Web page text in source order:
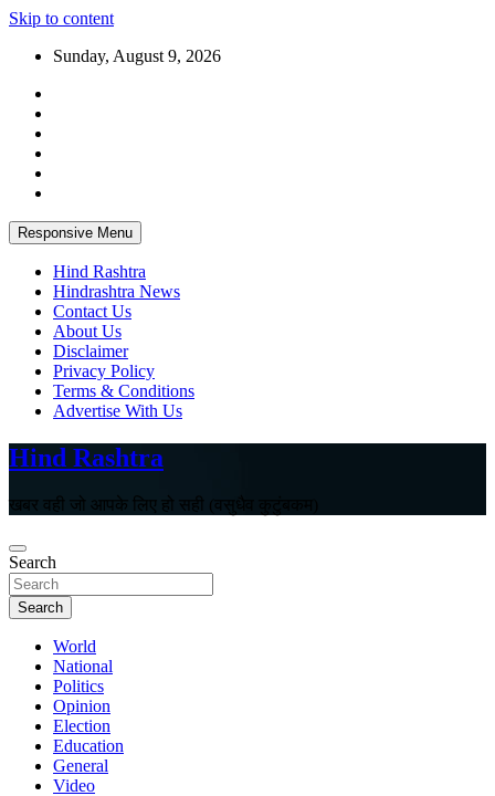
Skip to content
Sunday, August 9, 2026
Responsive Menu
Hind Rashtra
Hindrashtra News
Contact Us
About Us
Disclaimer
Privacy Policy
Terms & Conditions
Advertise With Us
Hind Rashtra
खबर वही जो आपके लिए हो सही (वसुधैव कुटुंबकम)
Search
Search
World
National
Politics
Opinion
Election
Education
General
Video